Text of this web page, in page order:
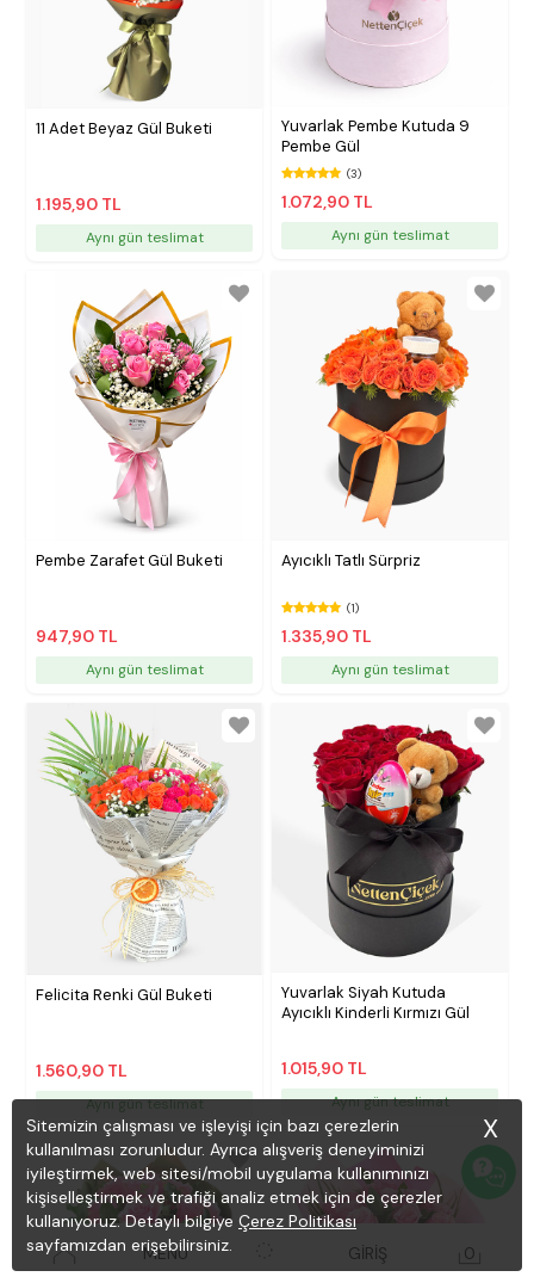
MENÜ GİRİŞ 0
11 Adet Beyaz Gül Buketi
1.195,90 TL
Aynı gün teslimat
Yuvarlak Pembe Kutuda 9
Pembe Gül
(3)
1.072,90 TL
Aynı gün teslimat
Pembe Zarafet Gül Buketi
947,90 TL
Aynı gün teslimat
Ayıcıklı Tatlı Sürpriz
(1)
1.335,90 TL
Aynı gün teslimat
Felicita Renki Gül Buketi
1.560,90 TL
Aynı gün teslimat
Yuvarlak Siyah Kutuda
Ayıcıklı Kinderli Kırmızı Gül
1.015,90 TL
Aynı gün teslimat
Sitemizin çalışması ve işleyişi için bazı çerezlerin
kullanılması zorunludur. Ayrıca alışveriş deneyiminizi
iyileştirmek, web sitesi/mobil uygulama kullanımınızı
kişiselleştirmek ve trafiği analiz etmek için de çerezler
kullanıyoruz. Detaylı bilgiye Çerez Politikası
sayfamızdan erişebilirsiniz.
X